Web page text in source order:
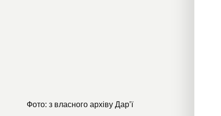
Фото: з власного архіву Дарʼї